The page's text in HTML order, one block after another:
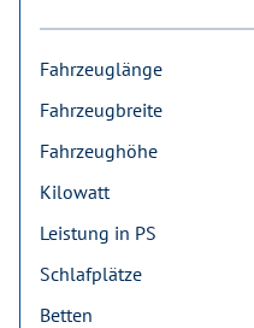
Fahrzeuglänge
Fahrzeugbreite
Fahrzeughöhe
Kilowatt
Leistung in PS
Schlafplätze
Betten